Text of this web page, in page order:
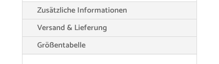
Zusätzliche Informationen
Versand & Lieferung
Größentabelle